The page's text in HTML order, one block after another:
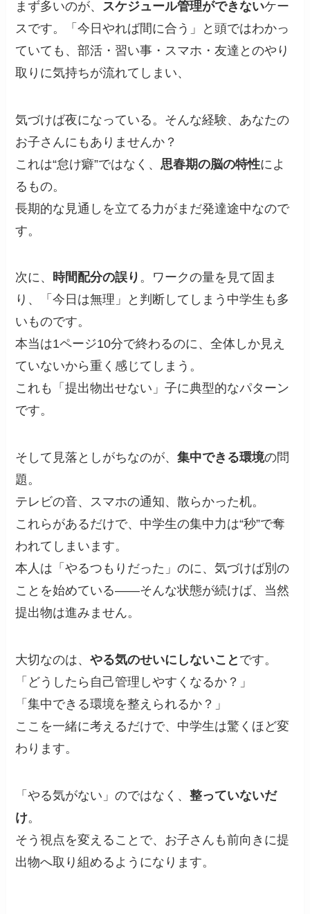
まず多いのが、 スケジュール管理ができないケー
スです。「今日やれば間に合う」と頭ではわかっ
ていても、部活・習い事・スマホ・友達とのやり
取りに気持ちが流れてしまい、
気づけば夜になっている。そんな経験、あなたの
お子さんにもありませんか？
これは“怠け癖”ではなく、思春期の脳の特性によ
るもの。
長期的な見通しを立てる力がまだ発達途中なので
す。
次に、 時間配分の誤り 。ワークの量を見て固ま
り、「今日は無理」と判断してしまう中学生も多
いものです。
本当は1ページ10分で終わるのに、全体しか見え
ていないから重く感じてしまう。
これも「提出物出せない」子に典型的なパターン
です。
そして見落としがちなのが、集中できる環境の問
題。
テレビの音、スマホの通知、散らかった机。
これらがあるだけで、中学生の集中力は“秒”で奪
われてしまいます。
本人は「やるつもりだった」のに、気づけば別の
ことを始めている——そんな状態が続けば、当然
提出物は進みません。
大切なのは、やる気のせいにしないこと です。
「どうしたら自己管理しやすくなるか？」
「集中できる環境を整えられるか？」
ここを一緒に考えるだけで、中学生は驚くほど変
わります。
「やる気がない」のではなく、整っていないだ
け。
そう視点を変えることで、お子さんも前向きに提
出物へ取り組めるようになります。